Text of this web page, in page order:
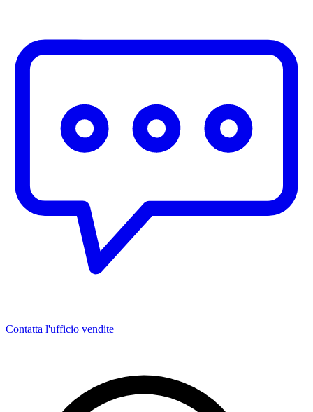
Contatta l'ufficio vendite